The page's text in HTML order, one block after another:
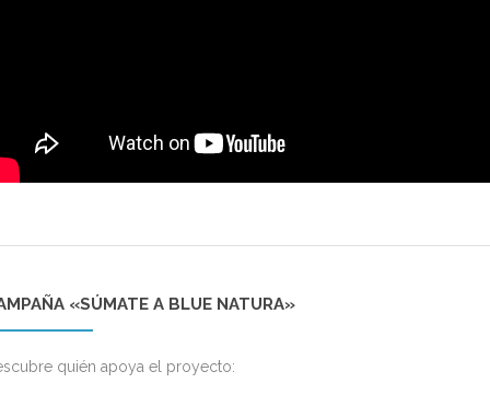
«SÚMATE A BLUE NATURA»
quién apoya el proyecto: